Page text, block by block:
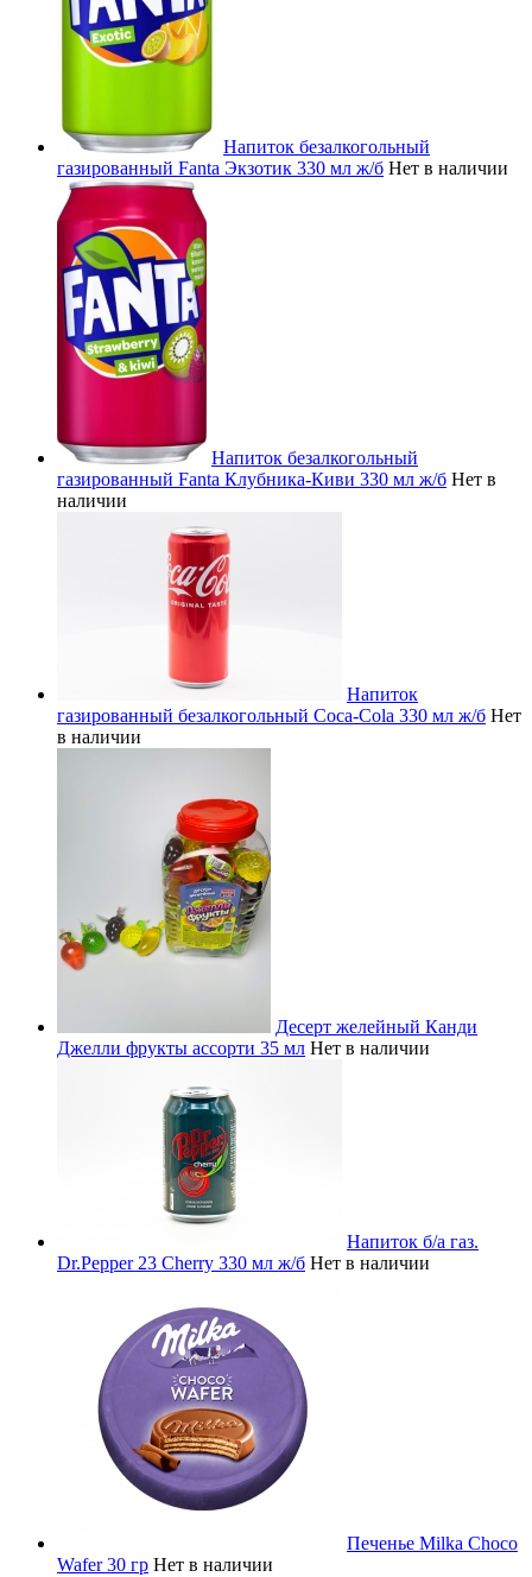
Напиток безалкогольный
газированный Fanta Экзотик 330 мл ж/б Нет в наличии
Напиток безалкогольный
газированный Fanta Клубника-Киви 330 мл ж/б Нет в
наличии
Напиток
газированный безалкогольный Coca-Cola 330 мл ж/б Нет
в наличии
Десерт желейный Канди
Джелли фрукты ассорти 35 мл Нет в наличии
Напиток б/а газ.
Dr.Pepper 23 Cherry 330 мл ж/б Нет в наличии
Печенье Milka Choco
Wafer 30 гр Нет в наличии